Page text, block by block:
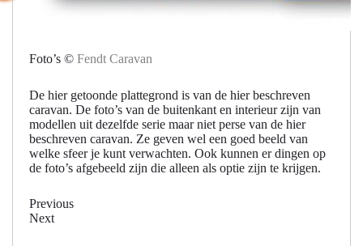
Foto’s © Fendt Caravan
De hier getoonde plattegrond is van de hier beschreven
caravan. De foto’s van de buitenkant en interieur zijn van
modellen uit dezelfde serie maar niet perse van de hier
beschreven caravan. Ze geven wel een goed beeld van
welke sfeer je kunt verwachten. Ook kunnen er dingen op
de foto’s afgebeeld zijn die alleen als optie zijn te krijgen.
Previous
Next